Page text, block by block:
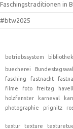
Faschingstraditionen in
#btw2025
betriebssystem
buecherei
fasching
fastnacht
filme
foto freitag
holzfenster
karneval
photographie
prignitz
textur texture